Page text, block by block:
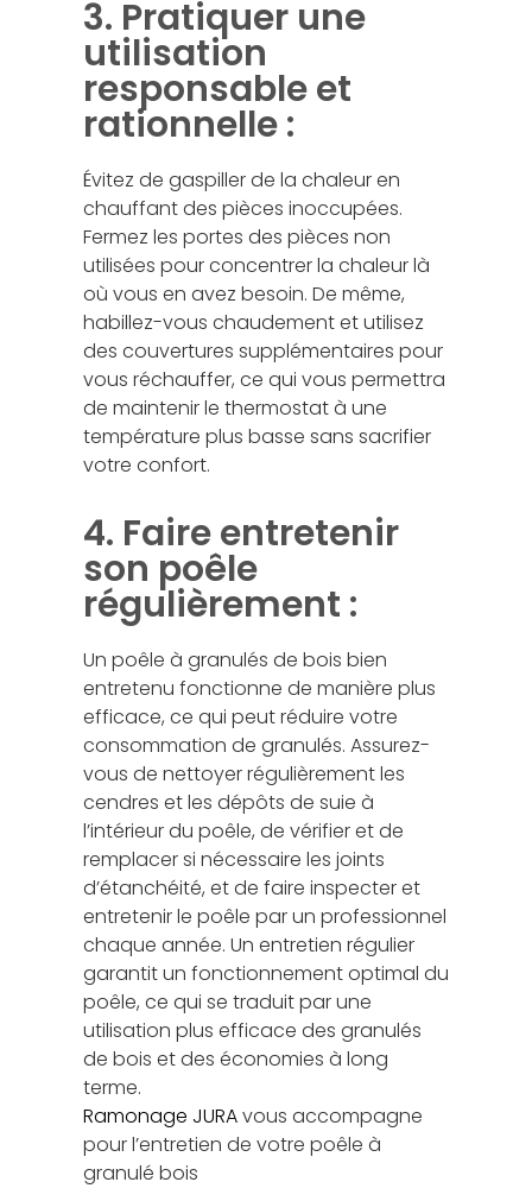
3. Pratiquer une
utilisation
responsable et
rationnelle :
Évitez de gaspiller de la chaleur en
chauffant des pièces inoccupées.
Fermez les portes des pièces non
utilisées pour concentrer la chaleur là
où vous en avez besoin. De même,
habillez-vous chaudement et utilisez
des couvertures supplémentaires pour
vous réchauffer, ce qui vous permettra
de maintenir le thermostat à une
température plus basse sans sacrifier
votre confort.
4. Faire entretenir
son poêle
régulièrement :
Un poêle à granulés de bois bien
entretenu fonctionne de manière plus
efficace, ce qui peut réduire votre
consommation de granulés. Assurez-
vous de nettoyer régulièrement les
cendres et les dépôts de suie à
l’intérieur du poêle, de vérifier et de
remplacer si nécessaire les joints
d’étanchéité, et de faire inspecter et
entretenir le poêle par un professionnel
chaque année. Un entretien régulier
garantit un fonctionnement optimal du
poêle, ce qui se traduit par une
utilisation plus efficace des granulés
de bois et des économies à long
terme.
Ramonage JURAvous accompagne
pour l’entretien de votre poêle à
granulé bois